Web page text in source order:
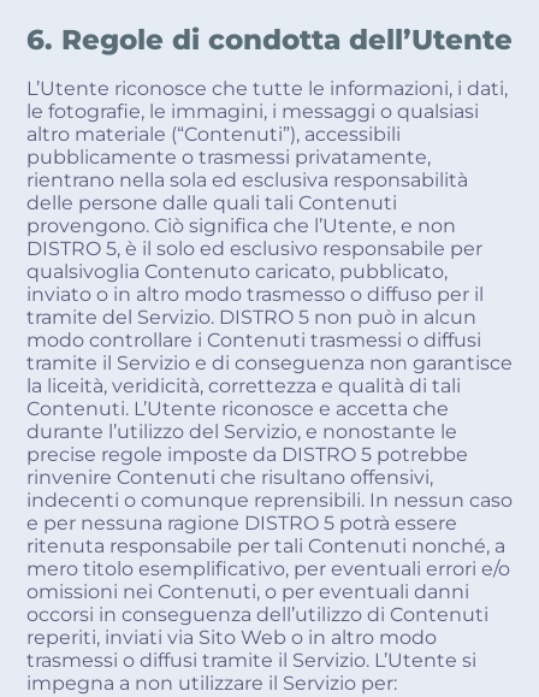
6. Regole di condotta dell’Utente
L’Utente riconosce che tutte le informazioni, i dati,
le fotografie, le immagini, i messaggi o qualsiasi
altro materiale (“Contenuti”), accessibili
pubblicamente o trasmessi privatamente,
rientrano nella sola ed esclusiva responsabilità
delle persone dalle quali tali Contenuti
provengono. Ciò significa che l’Utente, e non
DISTRO 5, è il solo ed esclusivo responsabile per
qualsivoglia Contenuto caricato, pubblicato,
inviato o in altro modo trasmesso o diffuso per il
tramite del Servizio. DISTRO 5 non può in alcun
modo controllare i Contenuti trasmessi o diffusi
tramite il Servizio e di conseguenza non garantisce
la liceità, veridicità, correttezza e qualità di tali
Contenuti. L’Utente riconosce e accetta che
durante l’utilizzo del Servizio, e nonostante le
precise regole imposte da DISTRO 5 potrebbe
rinvenire Contenuti che risultano offensivi,
indecenti o comunque reprensibili. In nessun caso
e per nessuna ragione DISTRO 5 potrà essere
ritenuta responsabile per tali Contenuti nonché, a
mero titolo esemplificativo, per eventuali errori e/o
omissioni nei Contenuti, o per eventuali danni
occorsi in conseguenza dell’utilizzo di Contenuti
reperiti, inviati via Sito Web o in altro modo
trasmessi o diffusi tramite il Servizio. L’Utente si
impegna a non utilizzare il Servizio per: